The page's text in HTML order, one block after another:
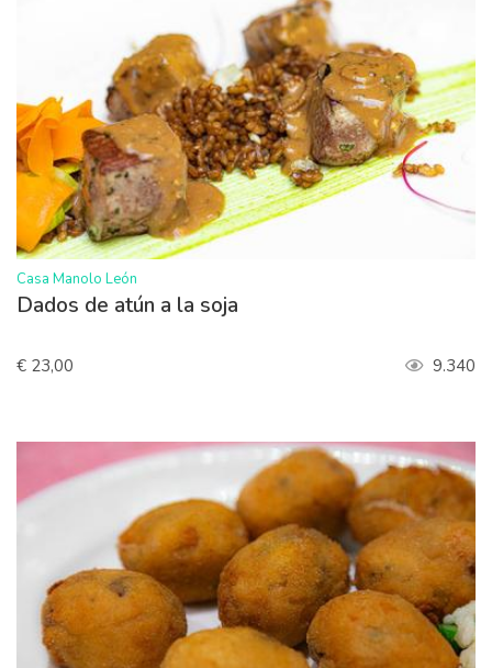
>
Casa Manolo León
Dados de atún a la soja
€ 23,00 9.340